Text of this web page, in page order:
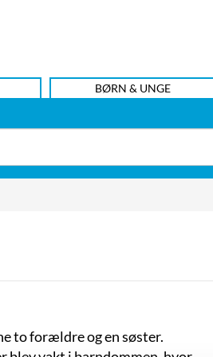
BØRN & UNGE
to forældre og en søster.